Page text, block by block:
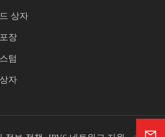
상자
장
텀
자